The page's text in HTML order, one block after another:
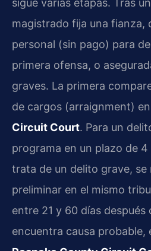
magistrado fija una fianza,
personal (sin pago) para
primera ofensa, o
graves. La primera
de cargos (arraignment)
Circuit Court. Para un
programa en un plazo de 4
trata de un delito grave, se
preliminar en el mismo
entre 21 y 60 días después
encuentra causa probable,